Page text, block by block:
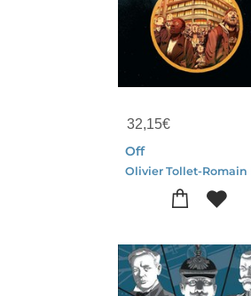
32,15€
Off